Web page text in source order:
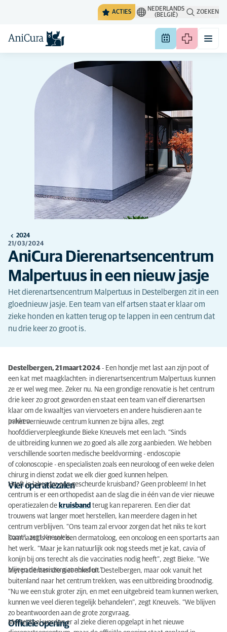
ACTIES
NEDERLANDS
(BELGIË)
ZOEKEN
2024
21/03/2024
AniCura Dierenartsencentrum
Malpertuus in een nieuw jasje
Het dierenartsencentrum Malpertuus in Destelbergen zit in een
gloednieuw jasje. Een team van elf artsen staat er klaar om
zieke honden en katten terug op te lappen in een centrum dat
nu drie keer zo groot is.
Destelbergen, 21 maart 2024 - Een hondje met last aan zijn poot of
een kat met maagklachten: in dierenartsencentrum Malpertuus kunnen
ze er wel weg mee. Zeker nu. Na een grondige renovatie is het centrum
drie keer zo groot geworden en staat een team van elf dierenartsen
klaar om de kwaaltjes van viervoeters en andere huisdieren aan te
pakken.
In het vernieuwde centrum kunnen ze bijna alles, zegt
hoofddierverpleegkunde Bieke Kneuvels met een lach. “Sinds
de uitbreiding kunnen we zo goed als alle zorg aanbieden. We hebben
verschillende soorten medische beeldvorming - endoscopie
of colonoscopie - en specialisten zoals een neuroloog of een weke delen
chirurg in dienst zodat we elk dier goed kunnen helpen.
Vier operatiezalen
Heeft je labrador een gescheurde kruisband? Geen probleem! In het
centrum is er een orthopedist aan de slag die in één van de vier nieuwe
operatiezalen de kruisband terug kan repareren. Een dier dat
trouwens wat langer moet herstellen, kan meerdere dagen in het
centrum verblijven. “Ons team zal ervoor zorgen dat het niks te kort
komt”, zegt Kneuvels.
Daarnaast is er ook een dermatoloog, een oncoloog en een sportarts aan
het werk. “Maar je kan natuurlijk ook nog steeds met je kat, cavia of
konijn bij ons terecht als die vaccinaties nodig heeft”, zegt Bieke. “We
blijven de basiszorg aanbieden.”
Met patiënten die niet enkel uit Destelbergen, maar ook vanuit het
buitenland naar het centrum trekken, was een uitbreiding broodnodig.
“Nu we een stuk groter zijn, en met een uitgebreid team kunnen werken,
kunnen we veel dieren tegelijk behandelen”, zegt Kneuvels. “We blijven
zo beantwoorden aan de grote zorgvraag.
Officiële opening
Momenteel worden er al zieke dieren opgelapt in het nieuwe